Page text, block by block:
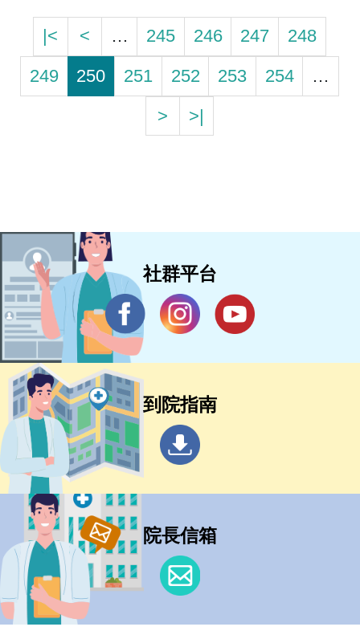
|< < … 245 246 247
248
249
250 251 252 253 254
…
>
>|
社群平台
到院指南
院長信箱